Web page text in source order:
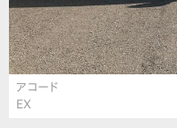
アコード
EX